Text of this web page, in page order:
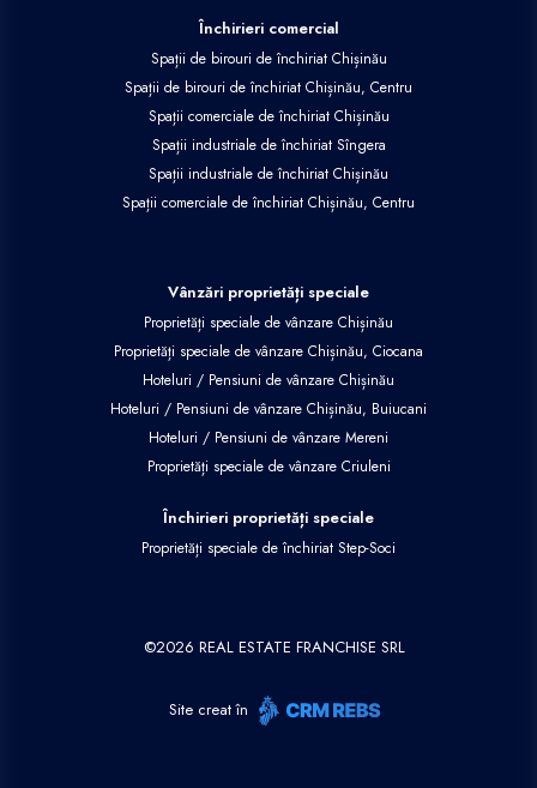
Închirieri comercial
Spații de birouri de închiriat Chișinău
Spații de birouri de închiriat Chișinău, Centru
Spații comerciale de închiriat Chișinău
Spații industriale de închiriat Sîngera
Spații industriale de închiriat Chișinău
Spații comerciale de închiriat Chișinău, Centru
Vânzări proprietăți speciale
Proprietăți speciale de vânzare Chișinău
Proprietăți speciale de vânzare Chișinău, Ciocana
Hoteluri / Pensiuni de vânzare Chișinău
Hoteluri / Pensiuni de vânzare Chișinău, Buiucani
Hoteluri / Pensiuni de vânzare Mereni
Proprietăți speciale de vânzare Criuleni
Închirieri proprietăți speciale
Proprietăți speciale de închiriat Step-Soci
©2026 REAL ESTATE FRANCHISE SRL
Site creat în